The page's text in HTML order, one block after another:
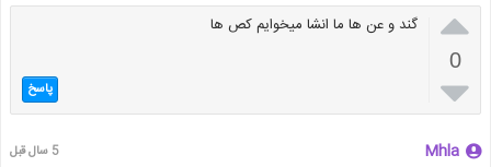

0

گند و عن ها ما انشا میخوایم کص ها
پاسخ
Mhla 5 سال قبل